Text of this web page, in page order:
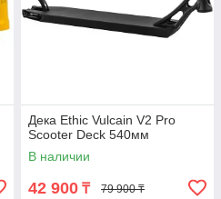
Дека Ethic Vulcain V2 Pro
Scooter Deck 540мм
В наличии
42 900 ₸ 79 900 ₸